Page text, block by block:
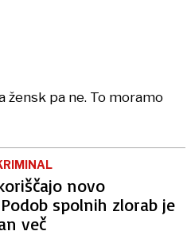
žensk pa ne. To moramo
novo
spolnih zlorab je
več